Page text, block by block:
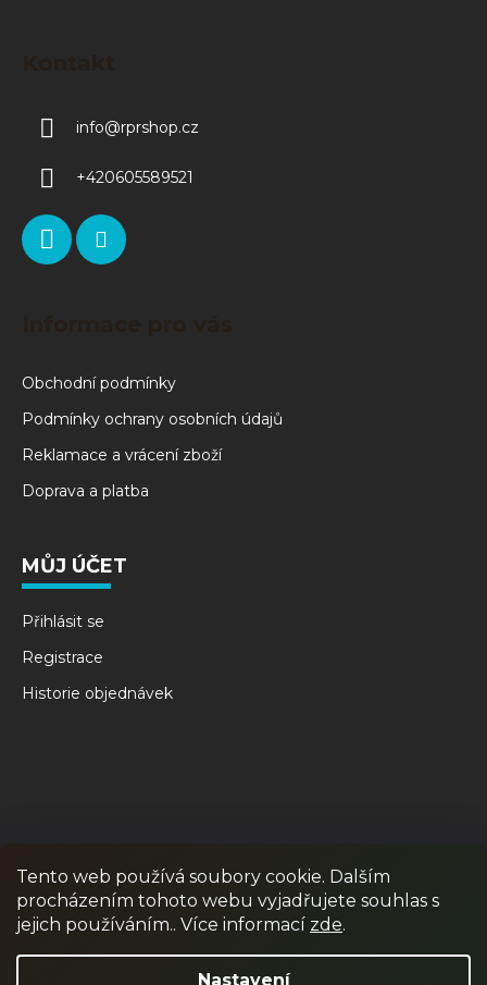
Tento web používá soubory cookie. Dalším
procházením tohoto webu vyjadřujete souhlas s
jejich používáním.. Více informací zde.
Nastavení
info@rprshop.cz
+420605589521
Obchodní podmínky
Podmínky ochrany osobních údajů
Reklamace a vrácení zboží
Doprava a platba
MŮJ ÚČET
Přihlásit se
Registrace
Historie objednávek
RPR GAMES PAINTBALL JUNIOR PAINTBALL